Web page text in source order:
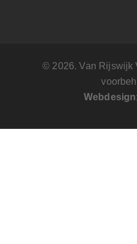
© 2026. Van Rijswijk
Webdesign: